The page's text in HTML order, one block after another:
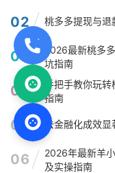
02 桃多多提现与
03
2026最新桃多
坑指南
04
手把手教你玩
指南
05 去金融化成效
06
2026年最新羊
及实操指南